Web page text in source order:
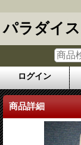
パラダイ
ログイン
商品詳細